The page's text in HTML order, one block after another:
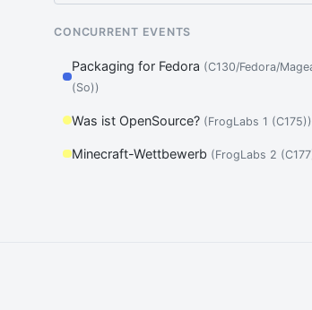
CONCURRENT EVENTS
Packaging for Fedora (C130/Fedora/
(So))
Was ist OpenSource? (FrogLabs 1 (C175))
Minecraft-Wettbewerb (FrogLabs 2